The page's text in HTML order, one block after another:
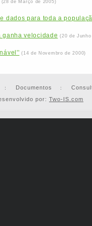
(28 de Março de 2005)
dados para toda a
ganha velocidade (20 de
(14 de Novembro de 2000)
Documentos
por: Two-IS.com